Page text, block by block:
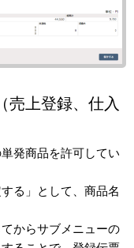
売上登録、仕入
発商品を許可してい
る」として、商品名
からサブメニューの